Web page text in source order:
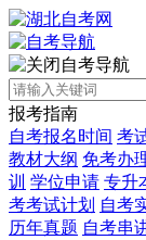
自考导航
报考指南
自考报名时间 考
教材大纲 免考办
训 学位申请 专升
考考试计划 自考
历年真题 自考串